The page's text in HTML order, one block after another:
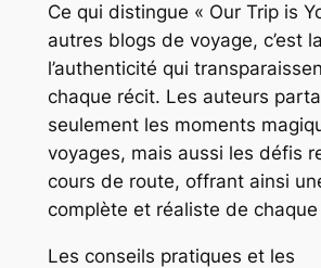
Ce qui distingue « Our Trip is
autres blogs de voyage, c’est
l’authenticité qui
chaque récit. Les auteurs
seulement les moments
voyages, mais aussi les défis
cours de route, offrant ainsi
complète et réaliste de
Les conseils pratiques et les